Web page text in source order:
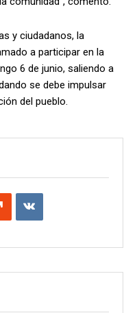
y ciudadanos, la
a participar en la
6 de junio, saliendo a
se debe impulsar
del pueblo.